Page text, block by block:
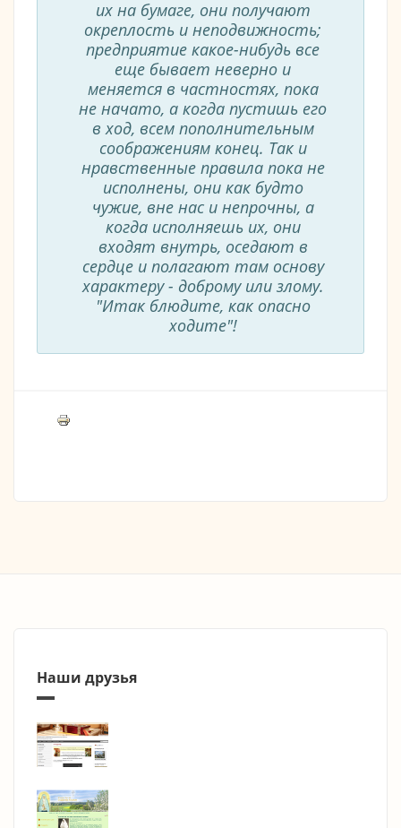
их на бумаге, они получают
окреплость и неподвижность;
предприятие какое-нибудь все
еще бывает неверно и
меняется в частностях, пока
не начато, а когда пустишь его
в ход, всем пополнительным
соображениям конец. Так и
нравственные правила пока не
исполнены, они как будто
чужие, вне нас и непрочны, а
когда исполняешь их, они
входят внутрь, оседают в
сердце и полагают там основу
характеру - доброму или злому.
"Итак блюдите, как опасно
ходите"!
Наши друзья